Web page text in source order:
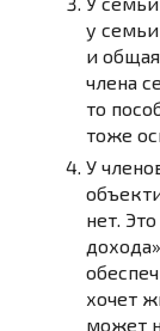
у
и
члена
то
тоже
У
нет.
хочет
может